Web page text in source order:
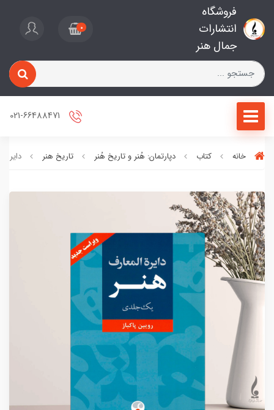
فروشگاه
انتشارات
جمال هنر
0
خانه کتاب دپارتمان: هُنر و تاریخ هُنر تاریخ هنر دایره